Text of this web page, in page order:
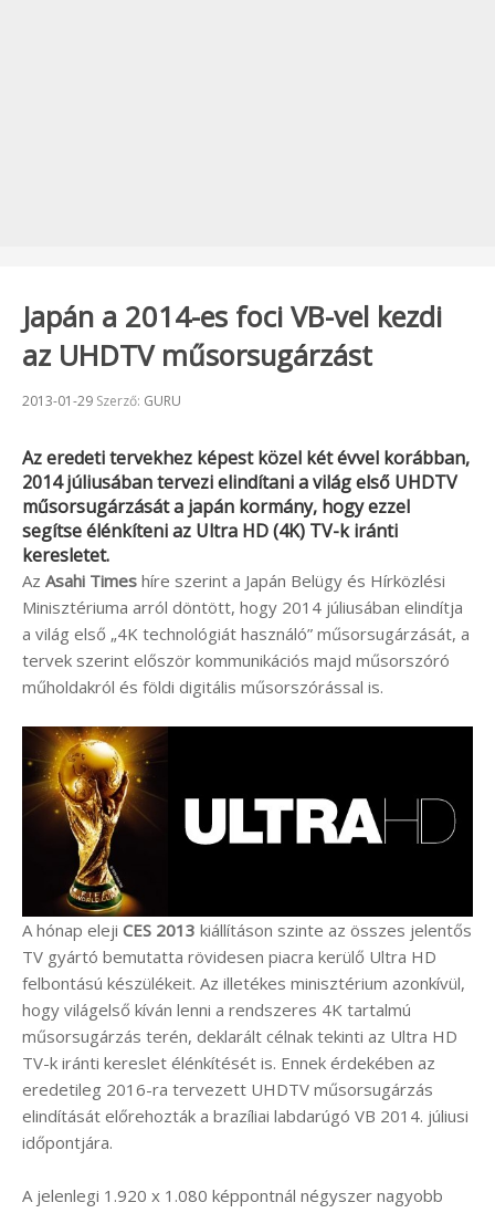
Japán a 2014-es foci VB-vel kezdi
az UHDTV műsorsugárzást
Beküldve:
2013-01-29 Szerző: GURU
Az eredeti tervekhez képest közel két évvel korábban,
2014 júliusában tervezi elindítani a világ első UHDTV
műsorsugárzását a japán kormány, hogy ezzel
segítse élénkíteni az Ultra HD (4K) TV-k iránti
keresletet.
Az Asahi Times híre szerint a Japán Belügy és Hírközlési
Minisztériuma arról döntött, hogy 2014 júliusában elindítja
a világ első „4K technológiát használó” műsorsugárzását, a
tervek szerint először kommunikációs majd műsorszóró
műholdakról és földi digitális műsorszórással is.
A hónap eleji CES 2013 kiállításon szinte az összes jelentős
TV gyártó bemutatta rövidesen piacra kerülő Ultra HD
felbontású készülékeit. Az illetékes minisztérium azonkívül,
hogy világelső kíván lenni a rendszeres 4K tartalmú
műsorsugárzás terén, deklarált célnak tekinti az Ultra HD
TV-k iránti kereslet élénkítését is. Ennek érdekében az
eredetileg 2016-ra tervezett UHDTV műsorsugárzás
elindítását előrehozták a brazíliai labdarúgó VB 2014. júliusi
időpontjára.
A jelenlegi 1.920 x 1.080 képpontnál négyszer nagyobb